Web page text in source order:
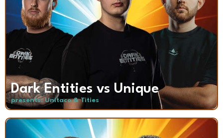
Dark Entities vs Unique
presents: Unitaco & Tities